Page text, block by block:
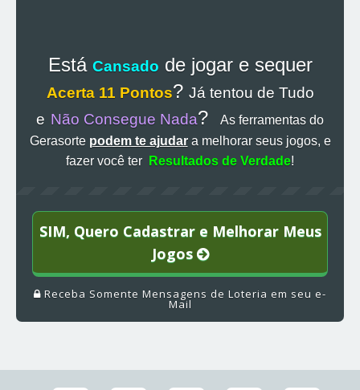
Está Cansado de jogar e sequer
Acerta 11 Pontos? Já tentou de Tudo
e Não Consegue Nada?
As ferramentas do
Gerasorte podem te ajudara melhorar seus jogos, e
fazer você ter
Resultados de Verdade!
SIM, Quero Cadastrar e Melhorar Meus
Jogos
Receba Somente Mensagens de Loteria em seu e-
Mail